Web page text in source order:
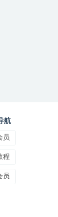
航
员
程
员